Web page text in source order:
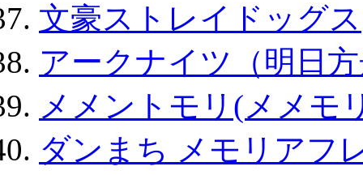
文豪ストレイドッグス
アークナイツ（明日
メメントモリ(メメモ
ダンまち メモリアフ